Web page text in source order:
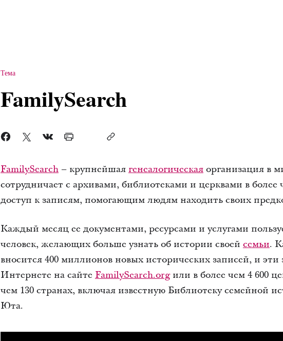
Тема
FamilySearch
FamilySearch– крупнейшая генеалогическаяорганизация в
сотрудничает с архи­вами, библиотеками и церквами в более
доступ к записям­, помогающим людям находить своих
Каждый месяц ее документами, ресурсами и услугами
человек, желающих больше узнать об истории своей семьи.
вносится 400 миллионов новых исторических записей, и
Интернете на сайте FamilySearch.orgили в более чем 4 600
чем 130 странах, включая известную Библиотеку семейной
Юта.